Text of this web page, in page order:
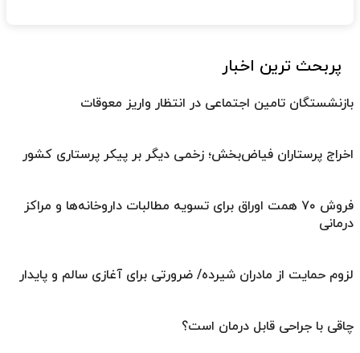
پربحث ترین اخبار
بازنشستگان تامین اجتماعی در انتظار واریز معوقات
اخراج پرستاران فیاض‌بخش؛ زخمی دیگر بر پیکر پرستاری کشور
فروش ۷۰ همت اوراق برای تسویه مطالبات داروخانه‌ها و مراکز
درمانی
لزوم حمایت از مادران شیرده/ ضرورتی برای آغازی سالم و پایدار
چاقی با جراحی قابل درمان است؟